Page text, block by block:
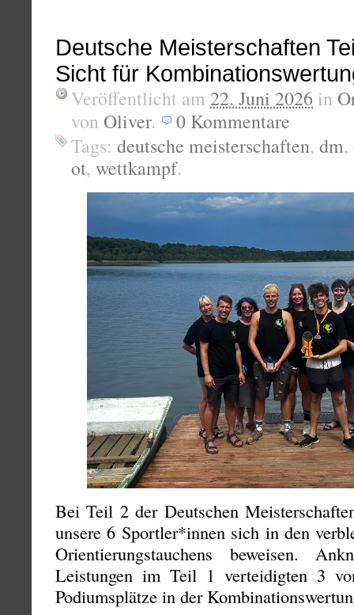
Deutsche Meisterschaften
Sicht für
Veröffentlicht am 22. Juni 2026 in
von Oliver. 0 Kommentare
Tags: deutsche meisterschaften, dm,
ot, wettkampf.
Bei Teil 2 der Deutschen
unsere 6 Sportler*innen sich in den
Orientierungstauchens beweisen.
Leistungen im Teil 1 verteidigten 3
Podiumsplätze in der